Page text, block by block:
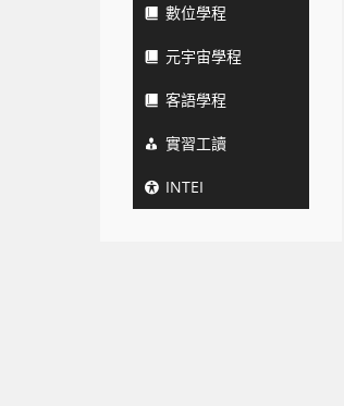
數位學程
元宇宙學程
客語學程
實習工讀
INTEI